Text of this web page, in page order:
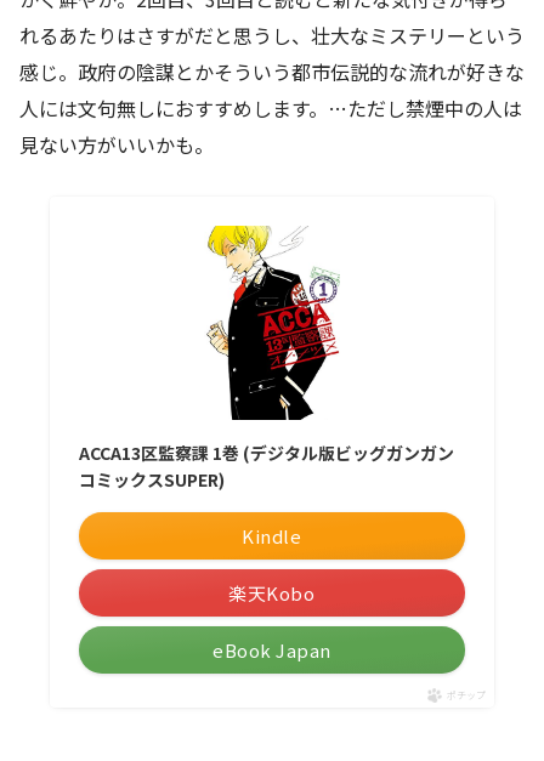
れるあたりはさすがだと思うし、壮大なミステリーという
感じ。政府の陰謀とかそういう都市伝説的な流れが好きな
人には文句無しにおすすめします。…ただし禁煙中の人は
見ない方がいいかも。
ACCA13区監察課 1巻 (デジタル版ビッグガンガン
コミックスSUPER)
Kindle
楽天Kobo
eBook Japan
ポチップ